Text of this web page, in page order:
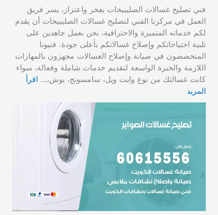
فني تصليح غسالات الصليبيخات بفخر واعتزاز، يسر فريق
العمل في مركزنا الفني لتصليح غسالات الصليبيخات أن يقدم
لكم خدماته المتميزة والاحترافية، نحن نعمل جاهدين على
تلبية احتياجاتكم وإصلاح غسالاتكم بأعلى جودة. فنيونا
المتخصصون في صيانة وإصلاح الغسالات مجهزون بالمهارات
اللازمة والخبرة الواسعة لتقديم خدمات شاملة وفعالة، سواء
كانت غسالتك من نوع وايت ويل، سامسونج، بوش،… اقرأ
المزيد